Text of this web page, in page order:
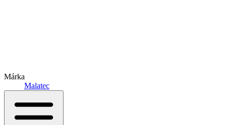
Márka
Malatec